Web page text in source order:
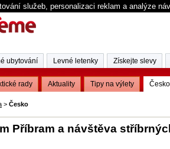
služeb, personalizaci reklam a analýze
> Česko
Příbram a návštěva
rady Aktuality Tipy na výlety Česko
ubytování Levné letenky Získejte slevy